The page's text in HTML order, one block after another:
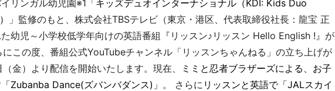
リンガル幼児園※1「キッズデュオインターナショナル（KDI: Kids Duo
」監修のもと、株式会社TBSテレビ（東京・港区、代表取締役社長：龍宝 正
幼児～小学校低学年向けの英語番組『リッスン♪リッスン Hello English !』が
この度、番組公式YouTubeチャンネル「リッスンちゃんねる」の立ち上げが
金）より配信を開始いたします。現在、
ミミと忍者ブラザーズによる、お子
Zubanba Dance(ズバンバダンス)」 。 さらに リッスンと英語で「JALスカイ